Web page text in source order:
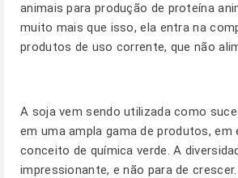
animais para produção de proteína
muito mais que isso, ela entra na
produtos de uso corrente, que não
A soja vem sendo utilizada como
em uma ampla gama de produtos, em
conceito de química verde. A
impressionante, e não para de